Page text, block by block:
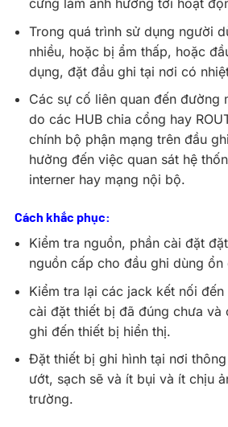
cứng làm ảnh hưởng tới hoạt
Trong quá trình sử dụng người
nhiều, hoặc bị ẩm thấp, hoặc
dụng, đặt đầu ghi tại nơi có
Các sự cố liên quan đến đường
do các HUB chia cổng hay
chính bộ phận mạng trên đầu
hưởng đến việc quan sát hệ
interner hay mạng nội bộ.
Cách khắc phục:
Kiểm tra nguồn, phần cài đặt
nguồn cấp cho đầu ghi dùng ổn
Kiểm tra lại các jack kết nối
cài đặt thiết bị đã đúng chưa và
ghi đến thiết bị hiển thị.
Đặt thiết bị ghi hình tại nơi
ướt, sạch sẽ và ít bụi và ít chịu
trường.